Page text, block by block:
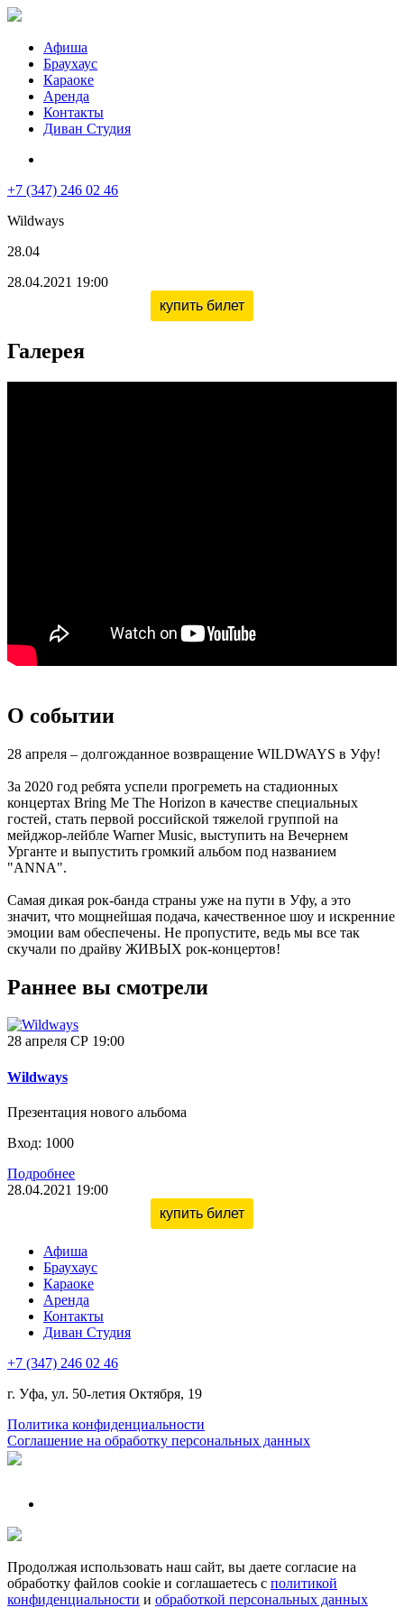
Афиша
Браухаус
Караоке
Аренда
Контакты
Диван Студия
+7 (347) 246 02 46
Wildways
28.04
28.04.2021 19:00
купить билет
Галерея
О событии
28 апреля – долгожданное возвращение WILDWAYS в Уфу!
За 2020 год ребята успели прогреметь на стадионных
концертах Bring Me The Horizon в качестве специальных
гостей, стать первой российской тяжелой группой на
мейджор-лейбле Warner Music, выступить на Вечернем
Урганте и выпустить громкий альбом под названием
"ANNA".
Самая дикая рок-банда страны уже на пути в Уфу, а это
значит, что мощнейшая подача, качественное шоу и искренние
эмоции вам обеспечены. Не пропустите, ведь мы все так
скучали по драйву ЖИВЫХ рок-концертов!
Раннее вы смотрели
28 апреля СР 19:00
Wildways
Презентация нового альбома
Вход: 1000
Подробнее
28.04.2021 19:00
купить билет
Афиша
Браухаус
Караоке
Аренда
Контакты
Диван Студия
+7 (347) 246 02 46
г. Уфа, ул. 50-летия Октября, 19
Политика конфиденциальности
Соглашение на обработку персональных данных
Продолжая использовать наш сайт, вы даете согласие на
обработку файлов cookie и соглашаетесь с политикой
конфиденциальности и обработкой персональных данных